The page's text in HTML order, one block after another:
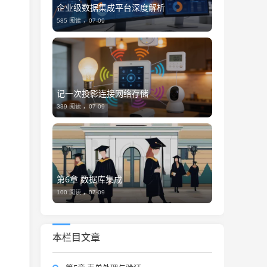
企业级数据集成平台深度解析
585 阅读 ，07-09
记一次投影连接网络存储
339 阅读 ，07-09
第6章 数据库集成
100 阅读 ，07-09
本栏目文章